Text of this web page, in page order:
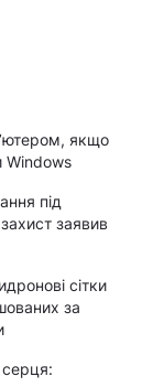
якщо
Windows
під
заявив
сітки
за
серця: